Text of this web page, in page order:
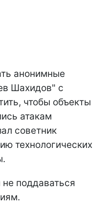
анонимные
Шахидов" с
чтобы объекты
атакам
советник
технологических
поддаваться